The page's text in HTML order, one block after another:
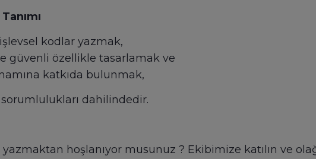
kodlar yazmak,
güvenli özellikle tasarlamak ve
katkıda bulunmak,
sorumlulukları dahilindedir.
hoşlanıyor musunuz ? Ekibimize katılın ve